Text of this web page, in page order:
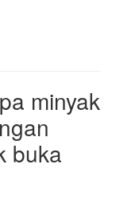
minyak
buka